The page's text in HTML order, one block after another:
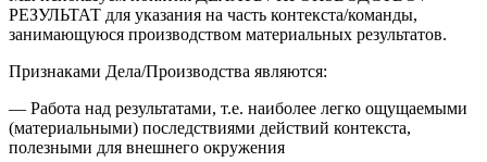
РЕЗУЛЬТАТ для указания на часть контекста/команды,
занимающуюся производством материальных результатов.
Признаками Дела/Производства являются:
— Работа над результатами, т.е. наиболее легко ощущаемыми
(материальными) последствиями действий контекста,
полезными для внешнего окружения